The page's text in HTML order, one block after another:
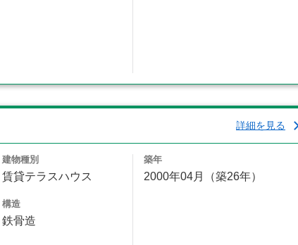
詳細を見る
建物種別
賃貸テラスハウス
構造
鉄骨造
築年
2000年04月（築26年）